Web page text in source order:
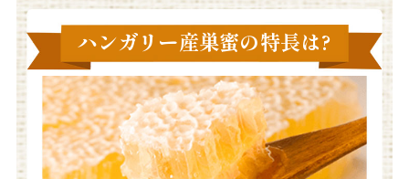
ハンガリー産巣蜜の特長は?